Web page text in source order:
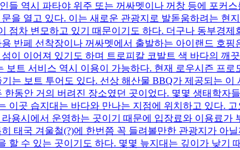
들 역시 파타야 위주 또는 꺼싸멧이나 꺼창 등에 포커
을 열고 있다. 이는 새로운 관광지로 발돋움하려는
점차 변모하고 있기 때문이기도 하다. 더구나 동부경
반페 선착장이나 꺼싸멧에서 출발하는 아이랜드 호
이 이어져 있기도 하며 트로피칼 코발트 색 바다의
트 서비스 역시 이용이 가능하다. 현재 로우시즌 프
는 보트 투어도 있다. 선상 해산물 BBQ가 제공되는
한동안 거의 버려진 장소였던 곳이었다. 몇몇 생태학
이곳 습지대는 바다와 만나는 지점에 위치하고 있다.
용시에서 운영하는 곳이기 때문에 입장료와 이용료
태국 겨울철(?)에 한번쯤 꼭 들려볼만한 관광지가 아
할 수 있는 곳이기도 하다. 몇몇 늪지대는 깊이가 낮